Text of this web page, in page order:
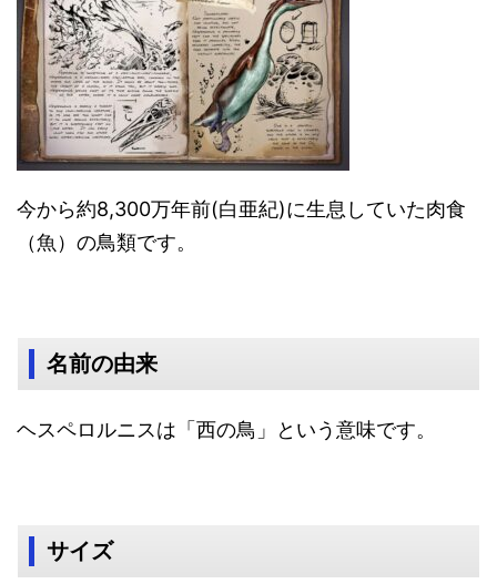
今から約8,300万年前(白亜紀)に生息していた肉食
（魚）の鳥類です。
名前の由来
ヘスペロルニスは「西の鳥」という意味です。
サイズ